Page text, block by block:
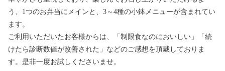
う、1つのお弁当にメインと、3～4種の小鉢メニューが含まれてい
ます。
ご利用いただいたお客様からは、「制限食なのにおいしい」「続
けたら診断数値が改善された」などのご感想を頂戴しておりま
す。是非一度お試しくださいませ。